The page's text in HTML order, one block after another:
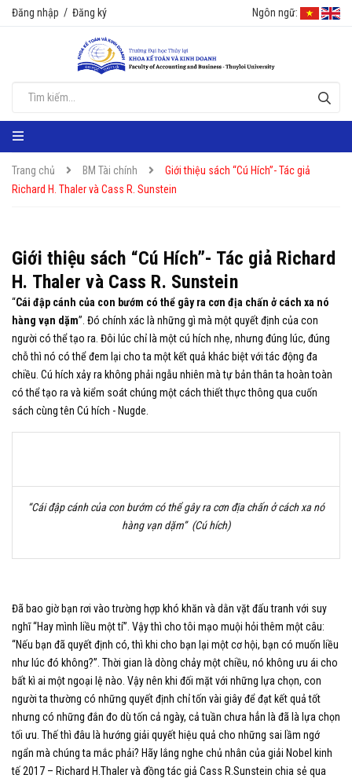
Đăng nhập / Đăng ký Ngôn ngữ:
Trang chủ BM Tài chính
Giới thiệu sách “Cú Hích”- Tác giả
Richard H. Thaler và Cass R. Sunstein
Giới thiệu sách “Cú Hích”- Tác giả Richard
H. Thaler và Cass R. Sunstein
“Cái đập cánh của con bướm có thể gây ra cơn địa chấn ở cách xa nó
hàng vạn dặm”. Đó chính xác là những gì mà một quyết định của con
người có thể tạo ra. Đôi lúc chỉ là một cú hích nhẹ, nhưng đúng lúc, đúng
chỗ thì nó có thể đem lại cho ta một kết quả khác biệt với tác động đa
chiều. Cú hích xảy ra không phải ngẫu nhiên mà tự bản thân ta hoàn toàn
có thể tạo ra và kiểm soát chúng một cách thiết thực thông qua cuốn
sách cùng tên Cú hích - Nugde.
“Cái đập cánh của con bướm có thể gây ra cơn địa chấn ở cách xa nó
hàng vạn dặm” (Cú hích)
Đã bao giờ bạn rơi vào trường hợp khó khăn và dằn vặt đấu tranh với suy
nghĩ “Hay mình liều một tí”. Vậy thì cho tôi mạo muội hỏi thêm một câu:
“Nếu bạn đã quyết định có, thì khi cho bạn lại một cơ hội, bạn có muốn liều
như lúc đó không?”. Thời gian là dòng chảy một chiều, nó không ưu ái cho
bất kì ai một ngoại lệ nào. Vậy nên khi đối mặt với những lựa chọn, con
người ta thường có những quyết định chỉ tốn vài giây để đạt kết quả tốt
nhưng có những đắn đo dù tốn cả ngày, cả tuần chưa hẳn là đã là lựa chọn
tối ưu. Thế thì đâu là hướng giải quyết hiệu quả cho những sai lầm ngớ
ngẩn mà chúng ta mắc phải? Hãy lắng nghe chủ nhân của giải Nobel kinh
tế 2017 – Richard H.Thaler và đồng tác giả Cass R.Sunstein chia sẻ qua